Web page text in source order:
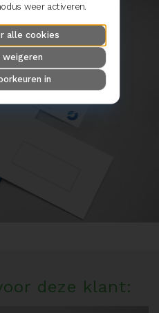
deze klant:
weer activeren.
alle cookies
weigeren
in